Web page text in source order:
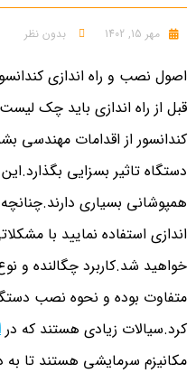
مهر 15, 1402 بدون نظر
اصول نصب و راه اندازی
قبل از راه اندازی باید چک
کندانسور از اقدامات مهندسی
دستگاه تاثیر بسزایی
همپوشانی بسیاری
اندازی استفاده نمایید با
خواهید شد.کاربرد چگالنده و
متفاوت بوده و نحوه نصب
کرد.سیالات زیادی هستند که در
مکانیزم سرمایشی هستند تا